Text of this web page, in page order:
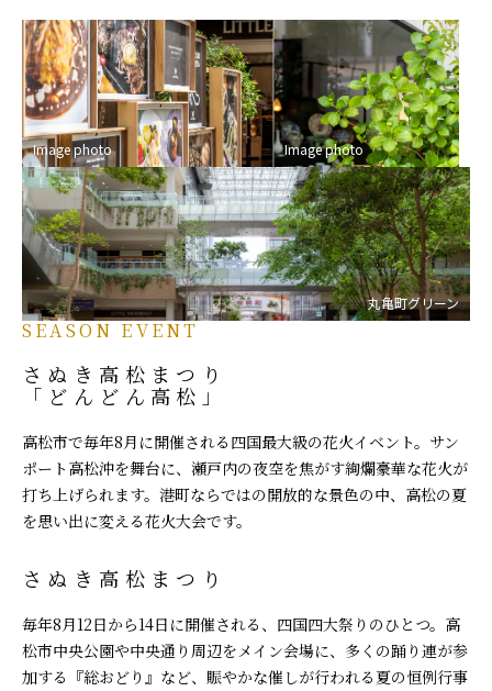
Image photo Image photo
丸亀町グリーン
SEASON EVENT
さぬき高松まつり
「どんどん高松」
高松市で毎年8月に開催される四国最大級の花火イベント。サン
ポート高松沖を舞台に、瀬戸内の夜空を焦がす絢爛豪華な花火が
打ち上げられます。港町ならではの開放的な景色の中、高松の夏
を思い出に変える花火大会です。
さぬき高松まつり
毎年8月12日から14日に開催される、四国四大祭りのひとつ。高
松市中央公園や中央通り周辺をメイン会場に、多くの踊り連が参
加する『総おどり』など、賑やかな催しが行われる夏の恒例行事